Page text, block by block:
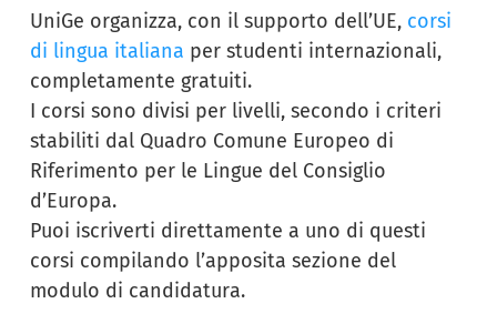
UniGe organizza, con il supporto dell’UE, corsi
di lingua italiana per studenti internazionali,
completamente gratuiti.
I corsi sono divisi per livelli, secondo i criteri
stabiliti dal Quadro Comune Europeo di
Riferimento per le Lingue del Consiglio
d’Europa.
Puoi iscriverti direttamente a uno di questi
corsi compilando l’apposita sezione del
modulo di candidatura.